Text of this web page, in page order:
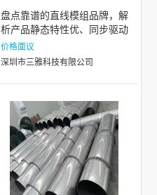
盘点靠谱的直线模组品牌，解
析产品静态特性优、同步驱动
安全及散热性能好的品牌
价格面议
深圳市三雅科技有限公司